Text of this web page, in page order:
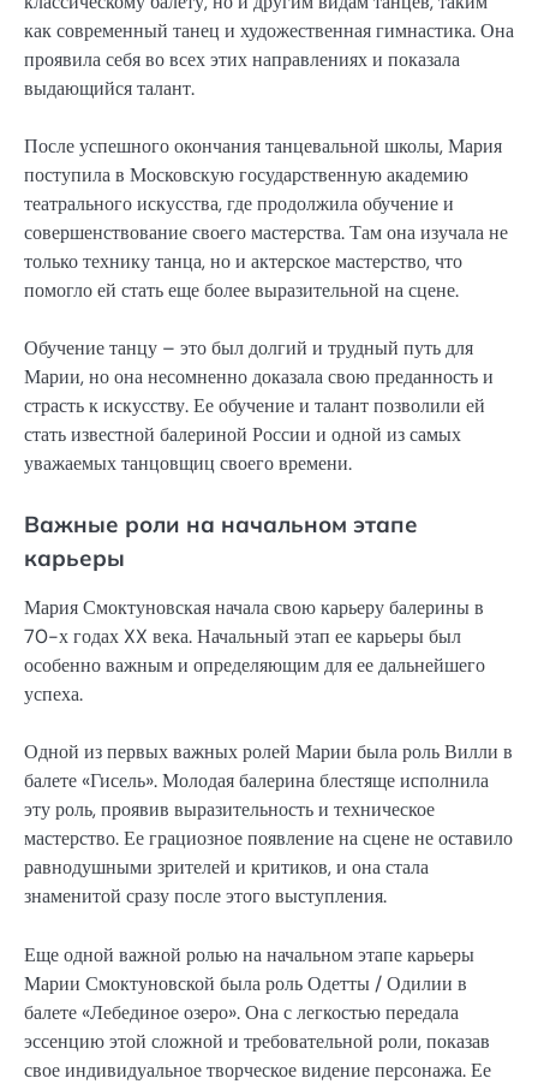
как современный танец и художественная гимнастика. Она
проявила себя во всех этих направлениях и показала
выдающийся талант.
После успешного окончания танцевальной школы, Мария
поступила в Московскую государственную академию
театрального искусства, где продолжила обучение и
совершенствование своего мастерства. Там она изучала не
только технику танца, но и актерское мастерство, что
помогло ей стать еще более выразительной на сцене.
Обучение танцу – это был долгий и трудный путь для
Марии, но она несомненно доказала свою преданность и
страсть к искусству. Ее обучение и талант позволили ей
стать известной балериной России и одной из самых
уважаемых танцовщиц своего времени.
Важные роли на начальном этапе
карьеры
Мария Смоктуновская начала свою карьеру балерины в
70-х годах XX века. Начальный этап ее карьеры был
особенно важным и определяющим для ее дальнейшего
успеха.
Одной из первых важных ролей Марии была роль Вилли в
балете «Гисель». Молодая балерина блестяще исполнила
эту роль, проявив выразительность и техническое
мастерство. Ее грациозное появление на сцене не оставило
равнодушными зрителей и критиков, и она стала
знаменитой сразу после этого выступления.
Еще одной важной ролью на начальном этапе карьеры
Марии Смоктуновской была роль Одетты / Одилии в
балете «Лебединое озеро». Она с легкостью передала
эссенцию этой сложной и требовательной роли, показав
свое индивидуальное творческое видение персонажа. Ее